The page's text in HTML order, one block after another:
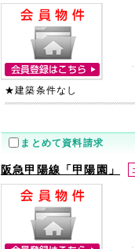
★建築条件なし
まとめて資料請求
阪急甲陽線「甲陽園」